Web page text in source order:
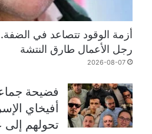
أزمة الوقود تتصاعد في
رجل الأعمال طارق النتشة
2026-08-07
فضيحة
أفيخاي
تحولهم إلى